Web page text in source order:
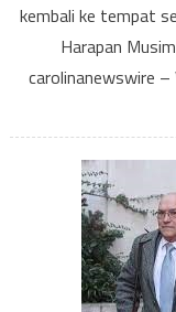
kembali ke tempat
Harapan
carolinanewswire